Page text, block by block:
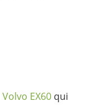
Volvo EX60 qui